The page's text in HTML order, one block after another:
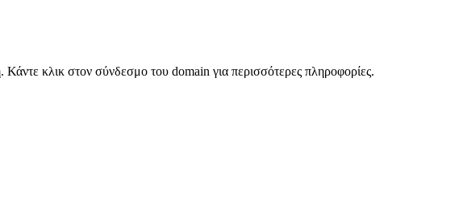
κλικ στον σύνδεσμο του domain για περισσότερες πληροφορίες.